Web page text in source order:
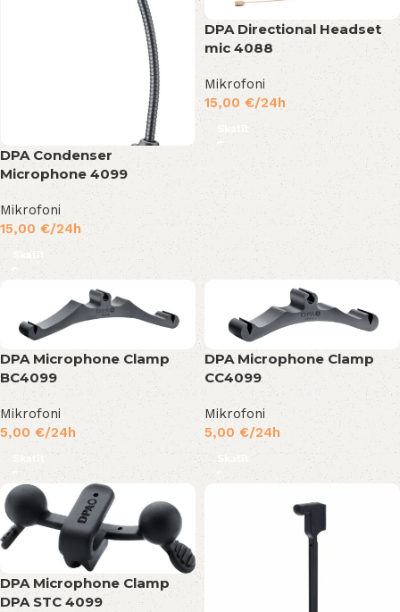
DPA Condenser
Microphone 4099
Mikrofoni
15,00 €/24h
Skatīt
DPA Directional Headset
mic 4088
Mikrofoni
15,00 €/24h
Skatīt
DPA Microphone Clamp
BC4099
Mikrofoni
5,00 €/24h
Skatīt
DPA Microphone Clamp
CC4099
Mikrofoni
5,00 €/24h
Skatīt
DPA Microphone Clamp
DPA STC 4099